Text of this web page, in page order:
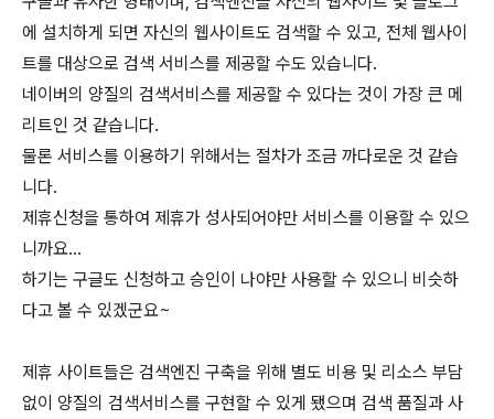
에 설치하게 되면 자신의 웹사이트도 검색할 수 있고, 전체 웹사이
트를 대상으로 검색 서비스를 제공할 수도 있습니다.
네이버의 양질의 검색서비스를 제공할 수 있다는 것이 가장 큰 메
리트인 것 같습니다.
물론 서비스를 이용하기 위해서는 절차가 조금 까다로운 것 같습
니다.
제휴신청을 통하여 제휴가 성사되어야만 서비스를 이용할 수 있으
니까요...
하기는 구글도 신청하고 승인이 나야만 사용할 수 있으니 비슷하
다고 볼 수 있겠군요~
제휴 사이트들은 검색엔진 구축을 위해 별도 비용 및 리소스 부담
없이 양질의 검색서비스를 구현할 수 있게 됐으며 검색 품질과 사